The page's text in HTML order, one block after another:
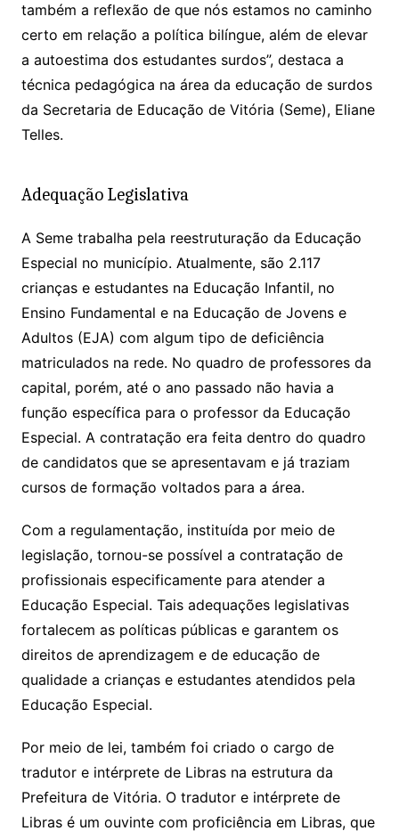
também a reflexão de que nós estamos no caminho
certo em relação a política bilíngue, além de elevar
a autoestima dos estudantes surdos”, destaca a
técnica pedagógica na área da educação de surdos
da Secretaria de Educação de Vitória (Seme), Eliane
Telles.
Adequação Legislativa
A Seme trabalha pela reestruturação da Educação
Especial no município. Atualmente, são 2.117
crianças e estudantes na Educação Infantil, no
Ensino Fundamental e na Educação de Jovens e
Adultos (EJA) com algum tipo de deficiência
matriculados na rede. No quadro de professores da
capital, porém, até o ano passado não havia a
função específica para o professor da Educação
Especial. A contratação era feita dentro do quadro
de candidatos que se apresentavam e já traziam
cursos de formação voltados para a área.
Com a regulamentação, instituída por meio de
legislação, tornou-se possível a contratação de
profissionais especificamente para atender a
Educação Especial. Tais adequações legislativas
fortalecem as políticas públicas e garantem os
direitos de aprendizagem e de educação de
qualidade a crianças e estudantes atendidos pela
Educação Especial.
Por meio de lei, também foi criado o cargo de
tradutor e intérprete de Libras na estrutura da
Prefeitura de Vitória. O tradutor e intérprete de
Libras é um ouvinte com proficiência em Libras, que